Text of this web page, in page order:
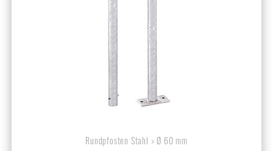
Rundpfosten Stahl > Ø 60 mm